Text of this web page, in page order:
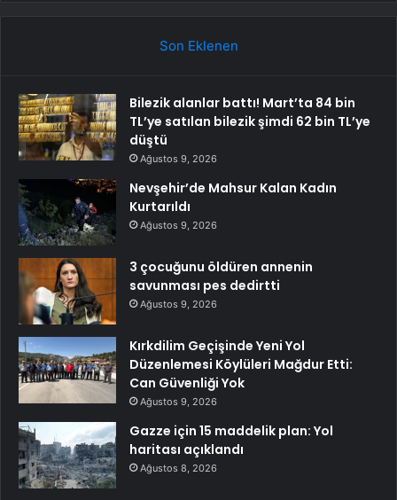
Son Eklenen
Bilezik alanlar battı! Mart’ta 84 bin
TL’ye satılan bilezik şimdi 62 bin TL’ye
düştü
Ağustos 9, 2026
Nevşehir’de Mahsur Kalan Kadın
Kurtarıldı
Ağustos 9, 2026
3 çocuğunu öldüren annenin
savunması pes dedirtti
Ağustos 9, 2026
Kırkdilim Geçişinde Yeni Yol
Düzenlemesi Köylüleri Mağdur Etti:
Can Güvenliği Yok
Ağustos 9, 2026
Gazze için 15 maddelik plan: Yol
haritası açıklandı
Ağustos 8, 2026